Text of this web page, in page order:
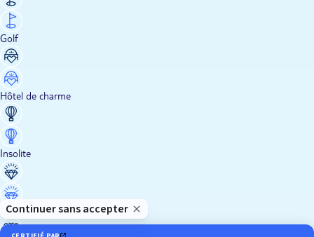
Golf
Hôtel de charme
Insolite
Luxe